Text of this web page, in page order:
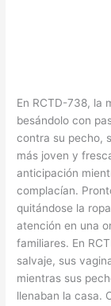
En RCTD-738, la
besándolo con
contra su pecho,
más joven y
anticipación
complacían.
quitándose la
atención en una
familiares. En
salvaje, sus
mientras sus
llenaban la casa.